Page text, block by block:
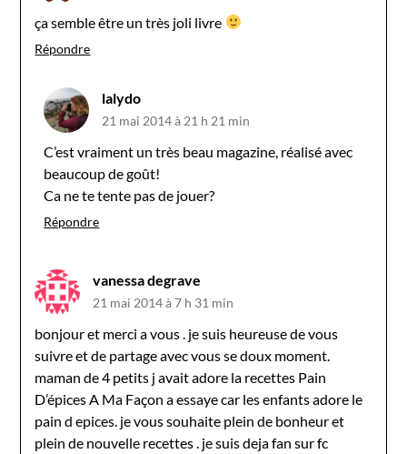
ça semble être un très joli livre
Répondre
lalydo
21 mai 2014 à 21 h 21 min
C’est vraiment un très beau magazine, réalisé avec
beaucoup de goût!
Ca ne te tente pas de jouer?
Répondre
vanessa degrave
21 mai 2014 à 7 h 31 min
bonjour et merci a vous . je suis heureuse de vous
suivre et de partage avec vous se doux moment.
maman de 4 petits j avait adore la recettes Pain
D’épices A Ma Façon a essaye car les enfants adore le
pain d epices. je vous souhaite plein de bonheur et
plein de nouvelle recettes . je suis deja fan sur fc